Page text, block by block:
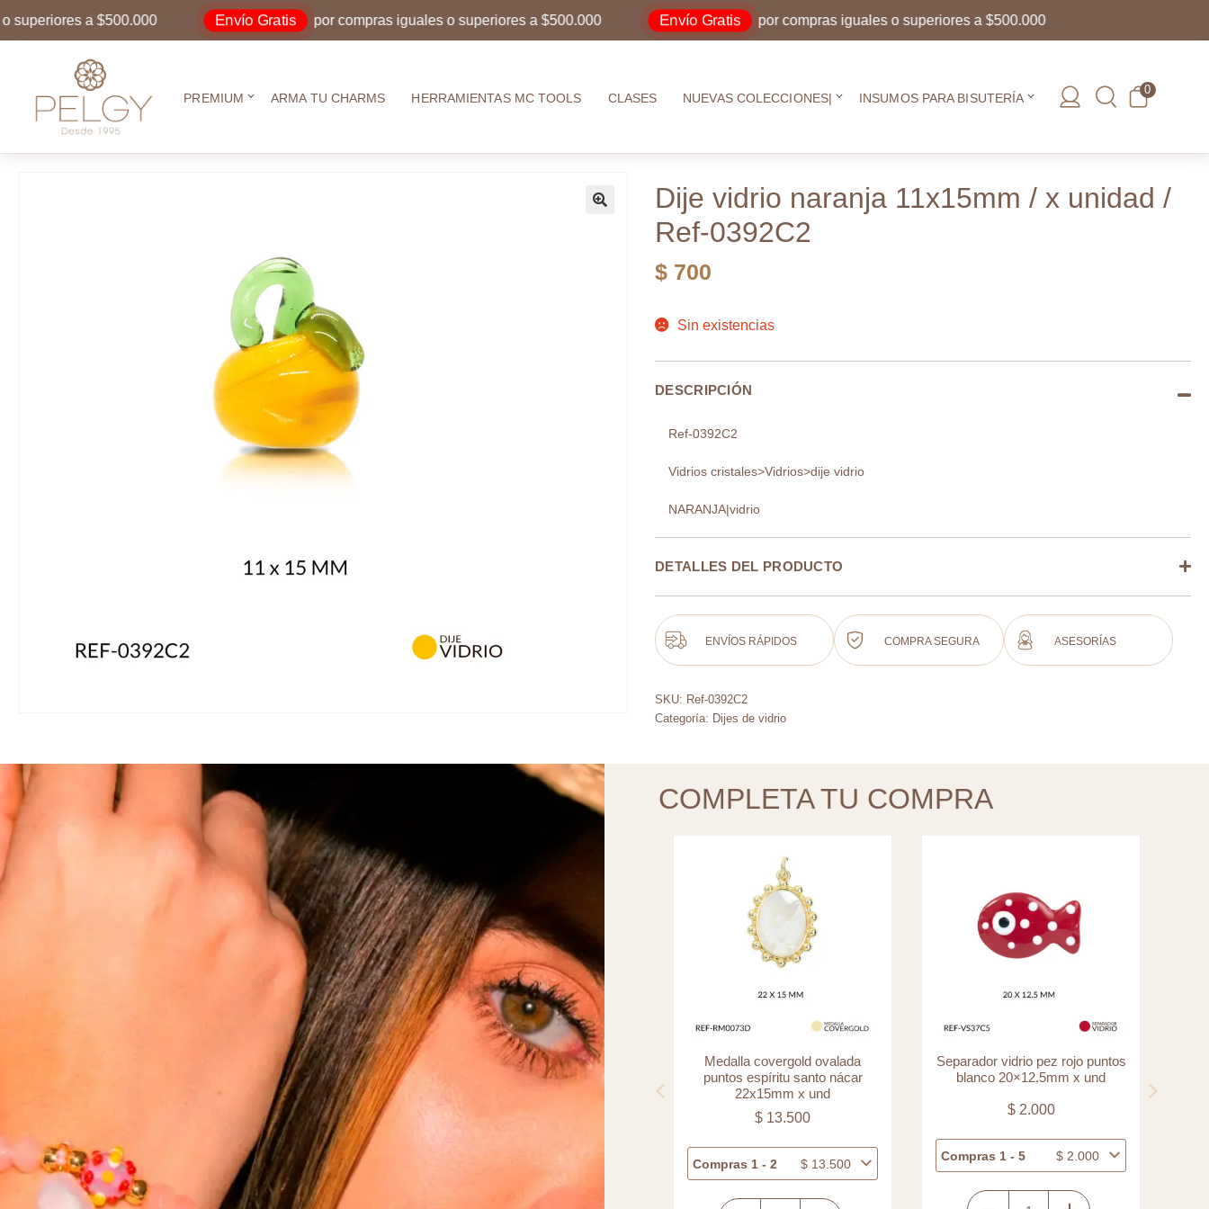
a $500.000 Envío Gratis por compras iguales o superiores a $500.000 Envío Gratis por compras iguales o superiores a $500.000
PREMIUM ARMA TU CHARMS HERRAMIENTAS MC TOOLS CLASES NUEVAS COLECCIONES| INSUMOS PARA BISUTERÍA
0
Dije vidrio naranja 11x15mm / x unidad /
Ref-0392C2
$ 700
Sin existencias
DESCRIPCIÓN
Ref-0392C2
Vidrios cristales>Vidrios>dije vidrio
NARANJA|vidrio
DETALLES DEL PRODUCTO
ENVÍOS RÁPIDOS COMPRA SEGURA ASESORÍAS
SKU: Ref-0392C2
Categoría: Dijes de vidrio
COMPLETA TU COMPRA
Separador laminado cilindro
diamantado 6x3mm x und
9.000
Medalla covergold ovalada
puntos espíritu santo nácar
22x15mm x und
$ 13.500
Compras 1 - 2 $ 13.500
Separador vidrio pez rojo puntos
blanco 20×12.5mm x und
$2.000
Compras 1 - 5 $ 2.000